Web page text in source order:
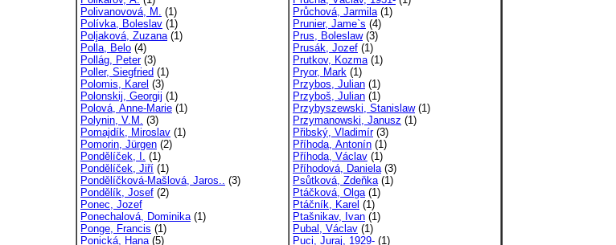
Polivanovová, M. (1)
Polívka, Boleslav (1)
Poljaková, Zuzana(1)
Polla, Belo (4)
Pollág, Peter(3)
Poller, Siegfried (1)
Polomis, Karel (3)
Polonskij, Georgij (1)
Polová, Anne-Marie (1)
Polynin, V.M. (3)
Pomajdík, Miroslav (1)
Pomorin, Jürgen (2)
Pondělíček, I. (1)
Pondělíček, Jiří (1)
Pondělíčková-Mašlová, Jaros.. (3)
Pondělík, Josef (2)
Ponec, Jozef
Ponechalová, Dominika(1)
Ponge, Francis (1)
Ponická, Hana(5)
Průchová, Jarmila(1)
Prunier, Jame`s (4)
Prus, Boleslaw(3)
Prusák, Jozef (1)
Prutkov, Kozma(1)
Pryor, Mark (1)
Przybos, Julian (1)
Przyboš, Julian (1)
Przybyszewski, Stanislaw(1)
Przymanowski, Janusz (1)
Přibský, Vladimír(3)
Příhoda, Antonín (1)
Příhoda, Václav (1)
Příhodová, Daniela(3)
Psůtková, Zdeňka(1)
Ptáčková, Olga(1)
Ptáčník, Karel (1)
Ptašnikav, Ivan (1)
Pubal, Václav (1)
Puci, Juraj, 1929- (1)